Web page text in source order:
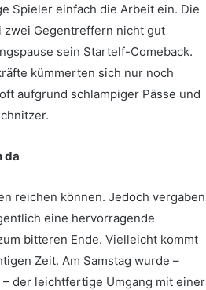
Spieler einfach die Arbeit ein. Die
zwei Gegentreffern nicht gut
sein Startelf-Comeback.
kümmerten sich nur noch
aufgrund schlampiger Pässe und
da
reichen können. Jedoch vergaben
eine hervorragende
bitteren Ende. Vielleicht kommt
Zeit. Am Samstag wurde –
– der leichtfertige Umgang mit einer